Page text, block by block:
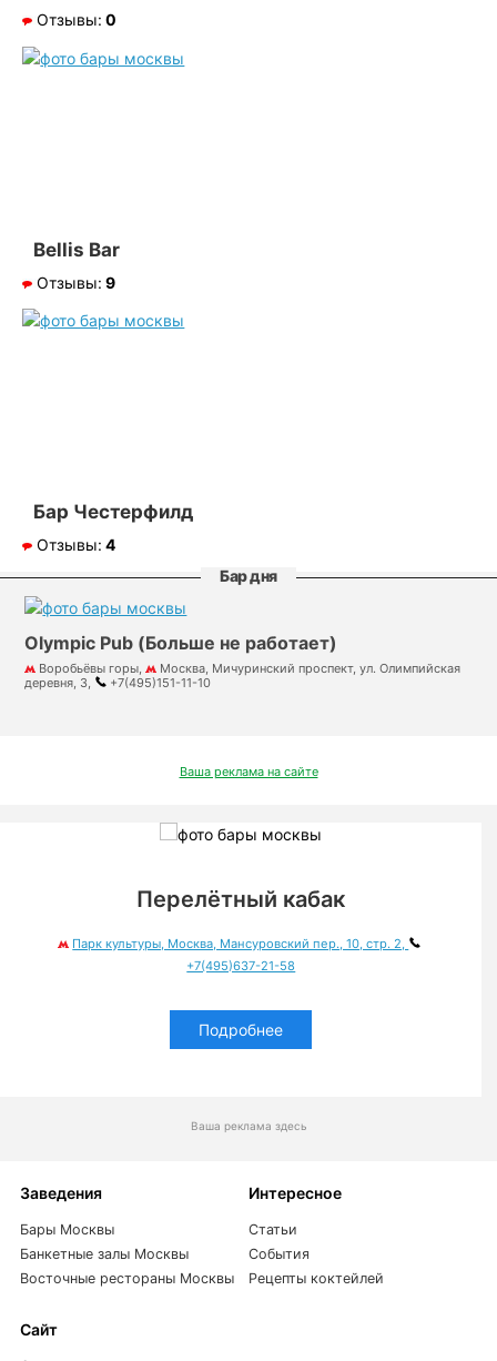
Отзывы: 0
Bellis Bar
Отзывы: 9
Бар Честерфилд
Отзывы: 4
Бар дня
Olympic Pub (Больше не работает)
Воробьёвы горы,
Москва, Мичуринский проспект, ул. Олимпийская
деревня, 3,
+7(495)151-11-10
Ваша реклама на сайте
Перелётный кабак
Парк культуры, Москва, Мансуровский пер., 10, стр. 2,
+7(495)637-21-58
Подробнее
Ваша реклама здесь
Заведения
Бары Москвы
Банкетные залы Москвы
Восточные рестораны Москвы
Интересное
Статьи
События
Рецепты коктейлей
Сайт